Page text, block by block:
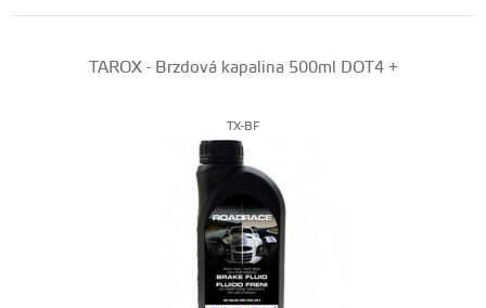
TAROX - Brzdová kapalina 500ml DOT4 +
TX-BF